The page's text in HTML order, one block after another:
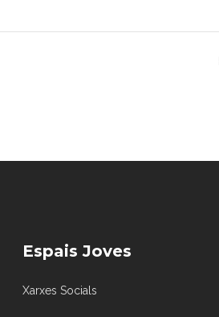
Espais Joves
Xarxes Socials